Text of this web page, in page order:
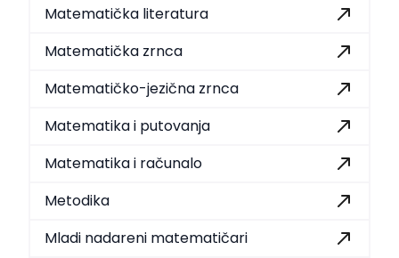
Matematička literatura
Matematička zrnca
Matematičko-jezična zrnca
Matematika i putovanja
Matematika i računalo
Metodika
Mladi nadareni matematičari